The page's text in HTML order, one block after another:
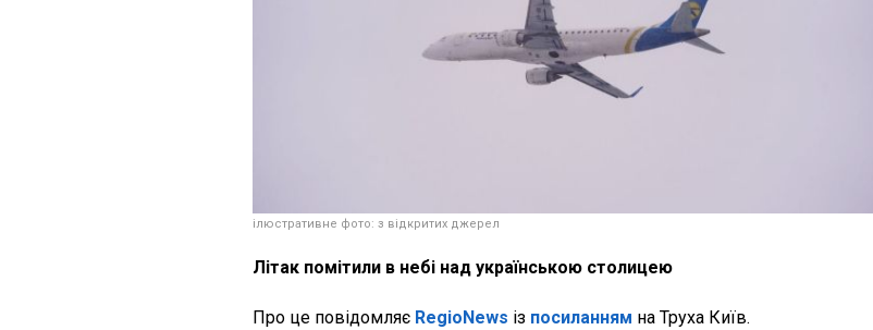
ілюстративне фото: з відкритих джерел
Літак помітили в небі над українською столицею
Про це повідомляє RegioNews із посиланням на Труха Київ.